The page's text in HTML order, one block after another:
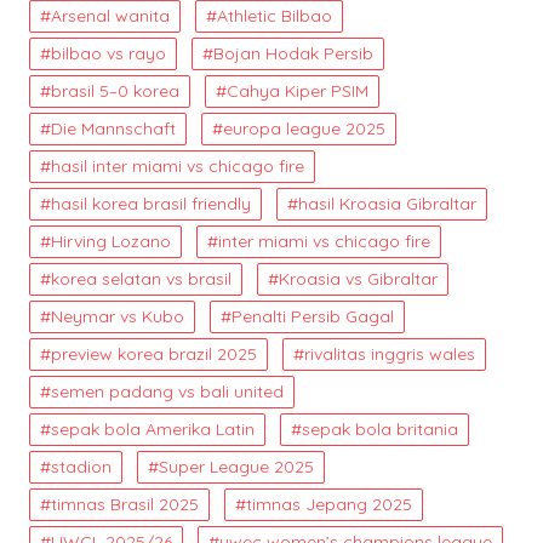
Arsenal wanita
Athletic Bilbao
bilbao vs rayo
Bojan Hodak Persib
brasil 5–0 korea
Cahya Kiper PSIM
Die Mannschaft
europa league 2025
hasil inter miami vs chicago fire
hasil korea brasil friendly
hasil Kroasia Gibraltar
Hirving Lozano
inter miami vs chicago fire
korea selatan vs brasil
Kroasia vs Gibraltar
Neymar vs Kubo
Penalti Persib Gagal
preview korea brazil 2025
rivalitas inggris wales
semen padang vs bali united
sepak bola Amerika Latin
sepak bola britania
stadion
Super League 2025
timnas Brasil 2025
timnas Jepang 2025